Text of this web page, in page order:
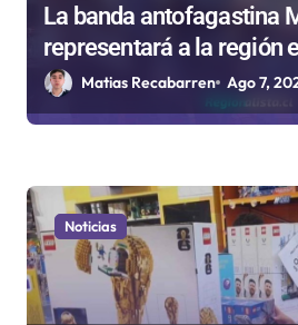
La banda antofagastina
representará a la región en el
Rockódromo de
Matias Recabarren Ago 7,
Noticias